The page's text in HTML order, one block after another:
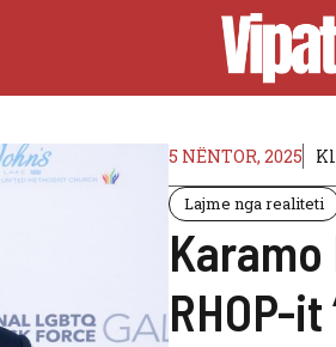
5 NËNTOR, 2025
Lajme nga realiteti
RHOP-